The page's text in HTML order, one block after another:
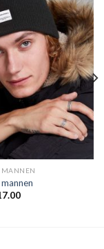
MANNEN